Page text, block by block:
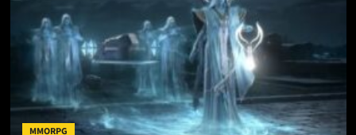
откладывает
повышение
цен
MMORPG